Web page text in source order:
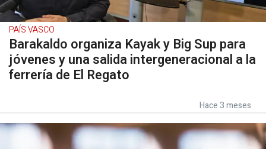
PAÍS VASCO
Barakaldo organiza Kayak y Big Sup para
jóvenes y una salida intergeneracional a la
ferrería de El Regato
Hace 3 meses